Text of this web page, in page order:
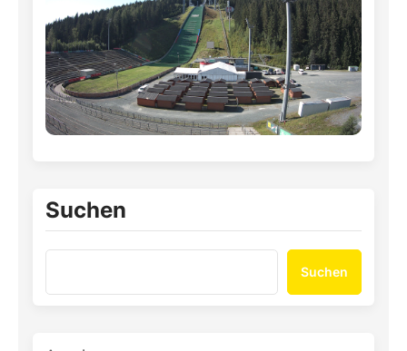
Suchen
Suchen